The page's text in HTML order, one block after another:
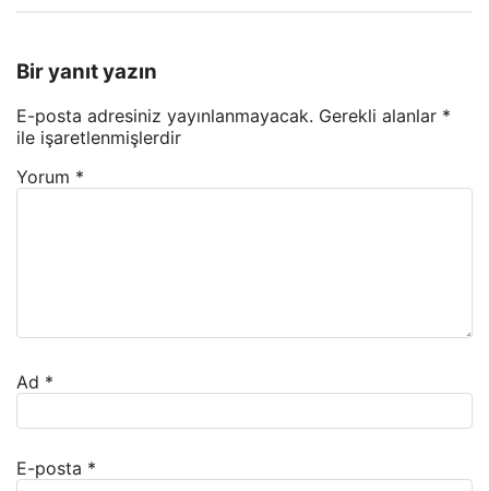
Bir yanıt yazın
E-posta adresiniz yayınlanmayacak. Gerekli alanlar *
ile işaretlenmişlerdir
Yorum *
Ad *
E-posta *